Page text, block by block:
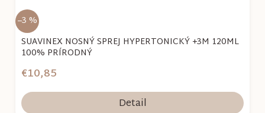
–3 %
SUAVINEX NOSNÝ SPREJ HYPERTONICKÝ +3M 120ML
100% PRÍRODNÝ
€10,85
Detail